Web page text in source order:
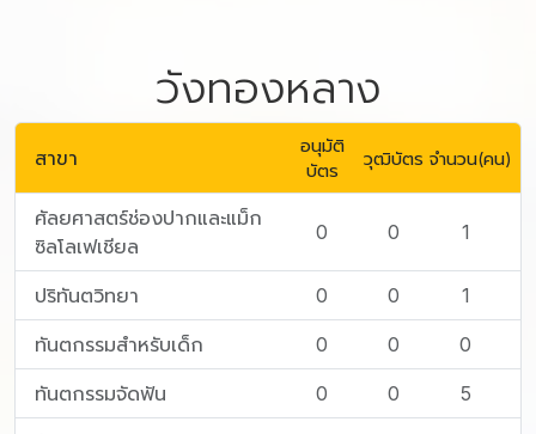
วังทองหลาง
สาขา
อนุมัติ
บัตร
วุฒิบัตร จำนวน(คน)
ศัลยศาสตร์ช่องปากและแม็ก
ซิลโลเฟเชียล
0 0 1
ปริทันตวิทยา 0 0 1
ทันตกรรมสำหรับเด็ก 0 0 0
ทันตกรรมจัดฟัน 0 0 5